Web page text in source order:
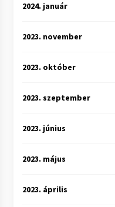
2024. január
2023. november
2023. október
2023. szeptember
2023. június
2023. május
2023. április